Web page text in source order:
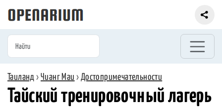
Таиланд ›Чианг Маи › Достопримечательности
Тайский тренировочный лагерь